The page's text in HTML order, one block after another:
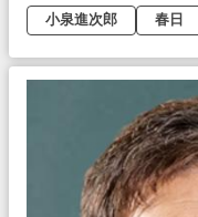
小泉進次郎
春日